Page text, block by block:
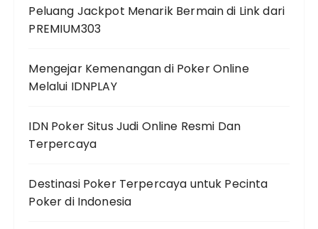
Peluang Jackpot Menarik Bermain di Link dari
PREMIUM303
Mengejar Kemenangan di Poker Online
Melalui IDNPLAY
IDN Poker Situs Judi Online Resmi Dan
Terpercaya
Destinasi Poker Terpercaya untuk Pecinta
Poker di Indonesia